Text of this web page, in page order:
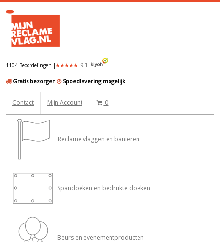
1104 Beoordelingen | ★★★★★ 9.1
Gratis bezorgen Spoedlevering mogelijk
Contact Mijn Account 0
Reclame vlaggen en banieren
Spandoeken en bedrukte doeken
Beurs en evenementproducten